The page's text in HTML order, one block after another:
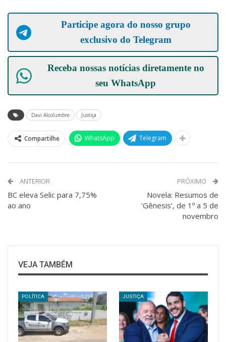
Participe agora do nosso grupo
exclusivo do Telegram
Receba nossas notícias diretamente no
seuWhatsApp
Davi Alcolumbre Justiça
Compartilhe WhatsApp Telegram
ANTERIOR
BC eleva Selic para 7,75%
ao ano
PRÓXIMO
Novela: Resumos de
‘Gênesis’, de 1º a 5 de
novembro
VEJA TAMBÉM
POLÍTICA JUSTIÇA